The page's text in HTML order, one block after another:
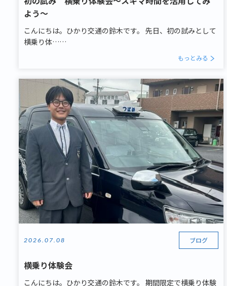
よう～
こんにちは。ひかり交通の鈴木です。 先日、初の試みとして
横乗り体……
もっとみる
2026.07.08 ブログ
横乗り体験会
こんにちは。ひかり交通の鈴木です。 期間限定で横乗り体験